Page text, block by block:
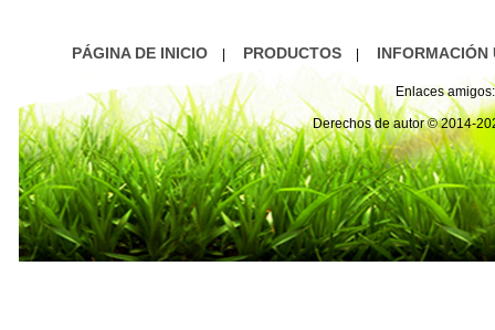
PÁGINA DE INICIO PRODUCTOS INFORMACIÓN
Enlaces amigos:
Derechos de autor © 2014-